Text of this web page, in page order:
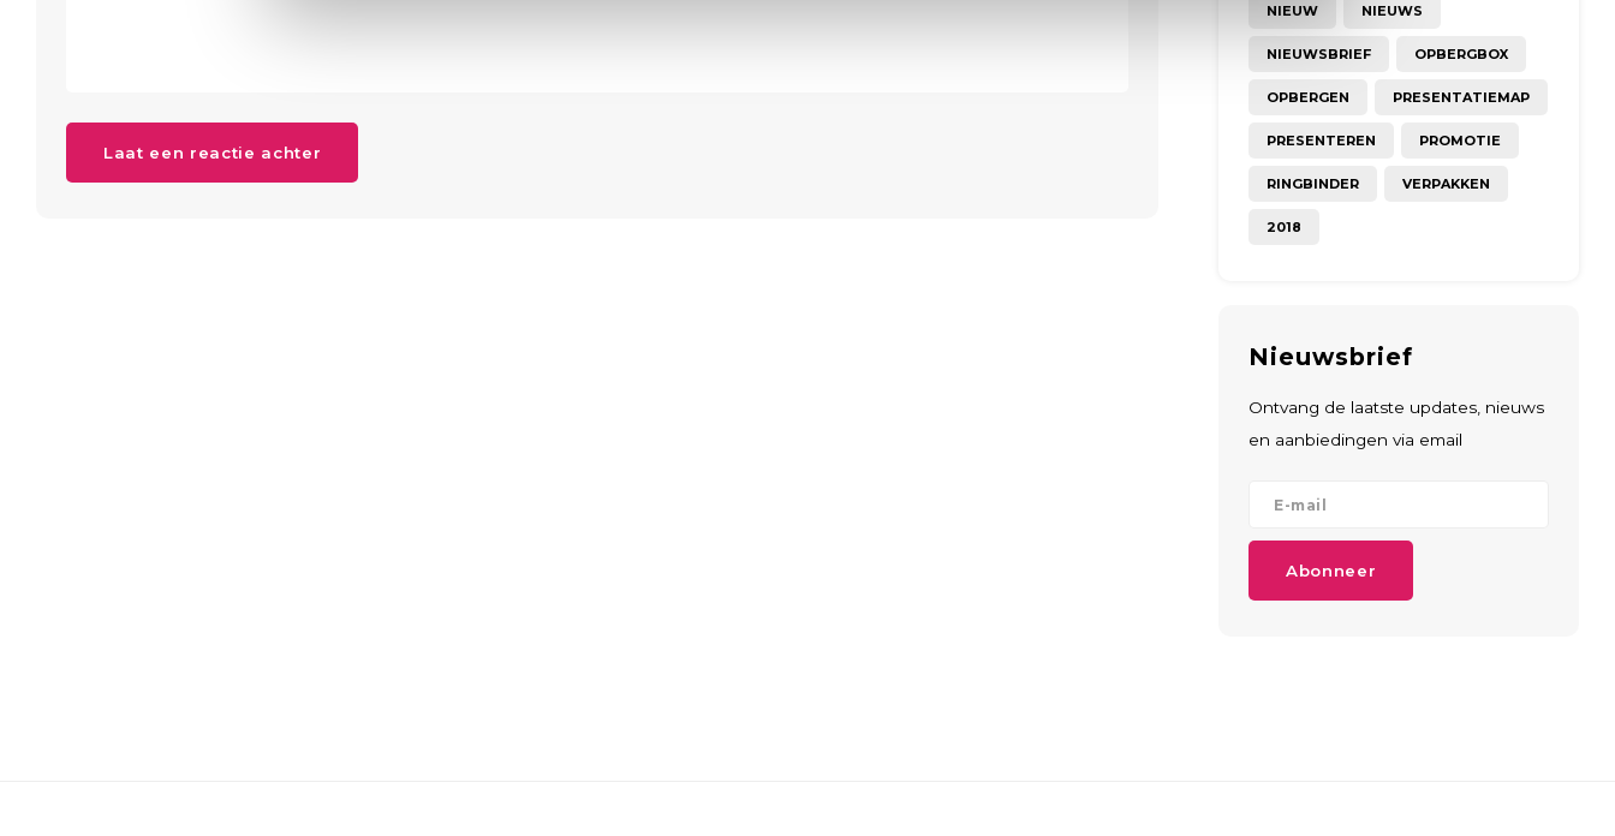
Laat een reactie achter
NIEUW NIEUWS
NIEUWSBRIEF OPBERGBOX
OPBERGEN PRESENTATIEMAP
PRESENTEREN PROMOTIE
RINGBINDER VERPAKKEN
2018
Nieuwsbrief
Ontvang de laatste updates, nieuws
en aanbiedingen via email
Abonneer